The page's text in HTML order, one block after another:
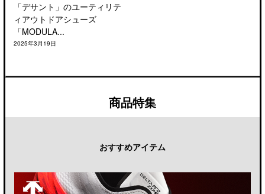
「デサント」のユーティリテ
ィアウトドアシューズ
「MODULA...
2025年3月19日
商品特集
おすすめアイテム